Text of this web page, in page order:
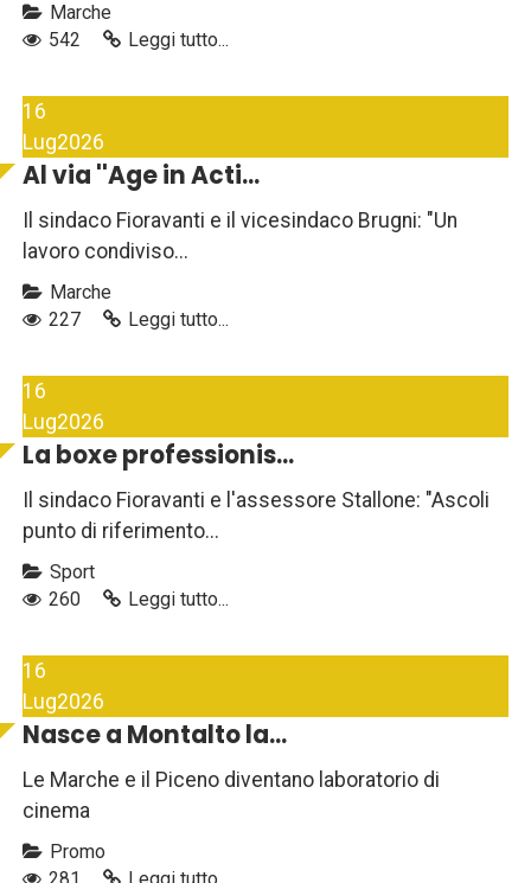
Marche
542
Leggi tutto...
16
Lug2026
Al via ''Age in Acti...
Il sindaco Fioravanti e il vicesindaco Brugni: "Un
lavoro condiviso...
Marche
227
Leggi tutto...
16
Lug2026
La boxe professionis...
Il sindaco Fioravanti e l'assessore Stallone: "Ascoli
punto di riferimento...
Sport
260
Leggi tutto...
16
Lug2026
Nasce a Montalto la...
Le Marche e il Piceno diventano laboratorio di
cinema
Promo
281
Leggi tutto...